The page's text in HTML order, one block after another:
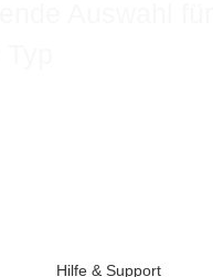
Hilfe & Support